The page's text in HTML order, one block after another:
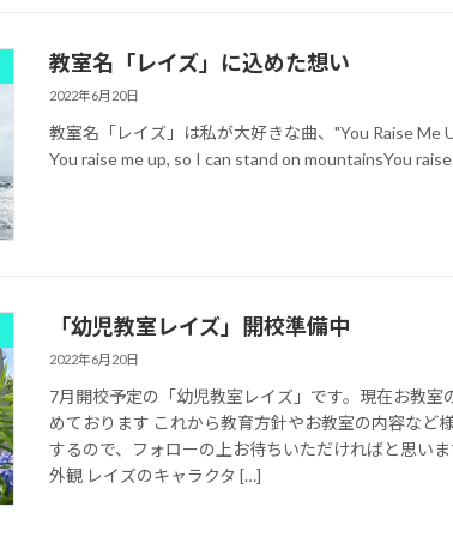
教室名「レイズ」に込めた想い
2022年6月20日
教室名「レイズ」は私が大好きな曲、"You Raise Me
You raise me up, so I can stand on mountainsYou
「幼児教室レイズ」開校準備中
2022年6月20日
7月開校予定の「幼児教室レイズ」です。現在お教室
めております これから教育方針やお教室の内容など
するので、フォローの上お待ちいただければと思い
外観 レイズのキャラクタ […]